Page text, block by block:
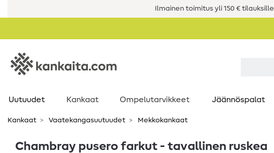
Ilmainen toimitus yli 150 € tilauksille
Uutuudet Kankaat Ompelutarvikkeet Jäännöspalat
Kankaat Vaatekangasuutuudet Mekkokankaat
Chambray pusero farkut - tavallinen ruskea